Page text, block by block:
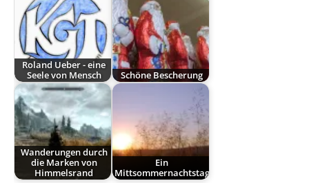
Roland Ueber - eine
Seele von Mensch
Schöne Bescherung
Wanderungen durch
die Marken von
Himmelsrand
Ein
Mittsommernachtstag